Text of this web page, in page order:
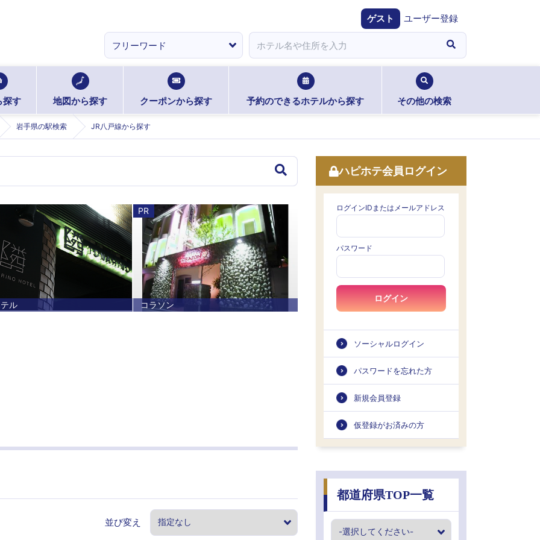
ゲスト ユーザー登録
探す 地図から探す クーポンから探す 予約のできるホテルから探す その他の検索
岩手県の駅検索 JR八戸線から探す
ル
PR
コラソン
並び変え
ハピホテ会員ログイン
ログインIDまたはメールアドレス
パスワード
ログイン
ソーシャルログイン
パスワードを忘れた方
新規会員登録
仮登録がお済みの方
都道府県TOP一覧